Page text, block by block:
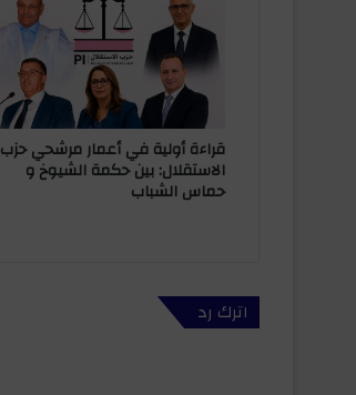
قراءة أولية في أعمار مرشحي حزب
الاستقلال: بين حكمة الشيوخ و
حماس الشباب
اترك رد